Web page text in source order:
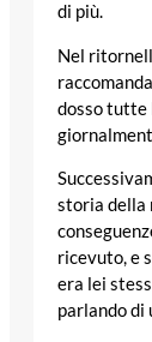
di più.
Nel
dosso tutte
storia della
ricevuto, e
era lei
parlando di